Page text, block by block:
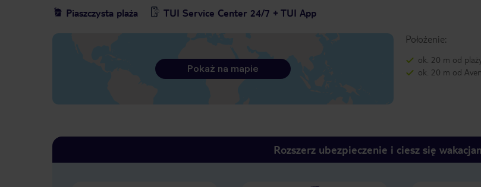
Piaszczysta plaża
TUI Service Center 24/7 + TUI App
Położenie:
ok. 20 m od
ok. 20 m od
Pokaż na mapie
Rozszerz ubezpieczenie i ciesz się